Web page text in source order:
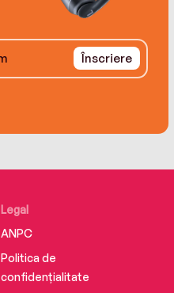
Înscriere
Legal
ANPC
Politica de
confidențialitate